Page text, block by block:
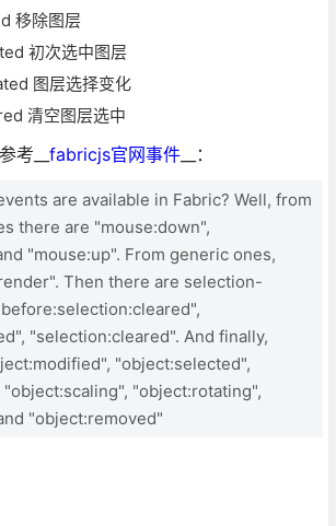
移除图层
初次选中图层
图层选择变化
清空图层选中
__ fabricjs官网事件__：
are available in Fabric? Well, from
there are "mouse:down",
"mouse:up". From generic ones,
Then there are selection-
"selection:cleared". And finally,
"object:selected",
"object:rotating",
"object:removed"